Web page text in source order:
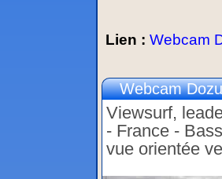
Lien : Webcam
Webcam
Viewsurf,
- France -
vue orientée